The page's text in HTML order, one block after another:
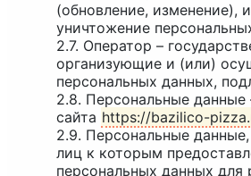
(обновление, изменение),
уничтожение
2.7. Оператор –
организующие и (или)
персональных данных,
2.8. Персональные
сайта https://bazilico-
2.9. Персональные
лиц к которым
персональных данных